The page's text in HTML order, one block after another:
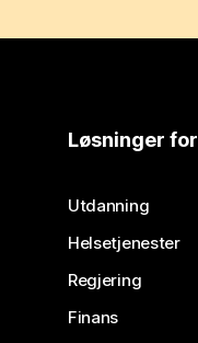
Løsninger for
Utdanning
Helsetjenester
Regjering
Finans